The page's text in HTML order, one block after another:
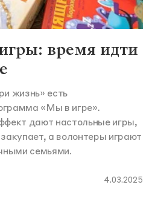
время идти
жизнь» есть
«Мы в игре».
дают настольные игры,
а волонтеры играют
семьями.
4.03.2025